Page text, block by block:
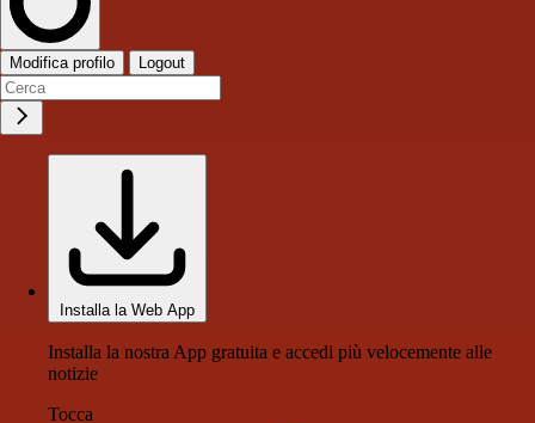
Modifica profilo Logout
Installa la Web App
Installa la nostra App gratuita e accedi più velocemente alle
notizie
Tocca